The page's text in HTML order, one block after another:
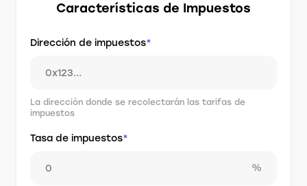
Características de Impuestos
Dirección de impuestos*
La dirección donde se recolectarán las tarifas de
impuestos
Tasa de impuestos*
%